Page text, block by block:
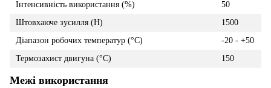
Інтенсивність використання (%)
50
Штовхаюче зусилля (Н)
1500
Діапазон робочих температур (°C)
-20 - +50
Термозахист двигуна (°C)
150
Межі використання